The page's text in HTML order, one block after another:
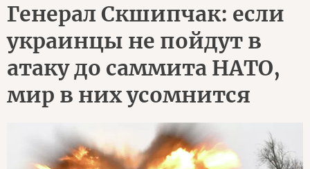
Генерал Скшипчак: если
украинцы не пойдут в
атаку до саммита НАТО,
мир в них усомнится